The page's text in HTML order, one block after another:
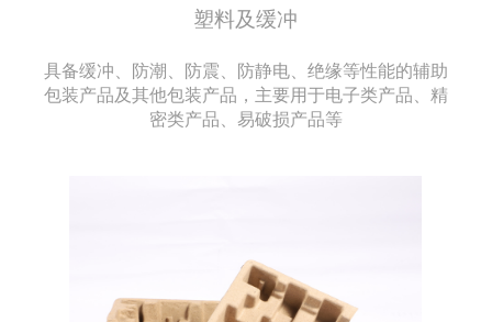
塑料及缓冲
具备缓冲、防潮、防震、防静电、绝缘等性能的辅助
包装产品及其他包装产品，主要用于电子类产品、精
密类产品、易破损产品等